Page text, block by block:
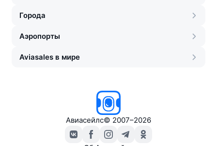
Города
Аэропорты
Aviasales в мире
Авиасейлс© 2007–2026